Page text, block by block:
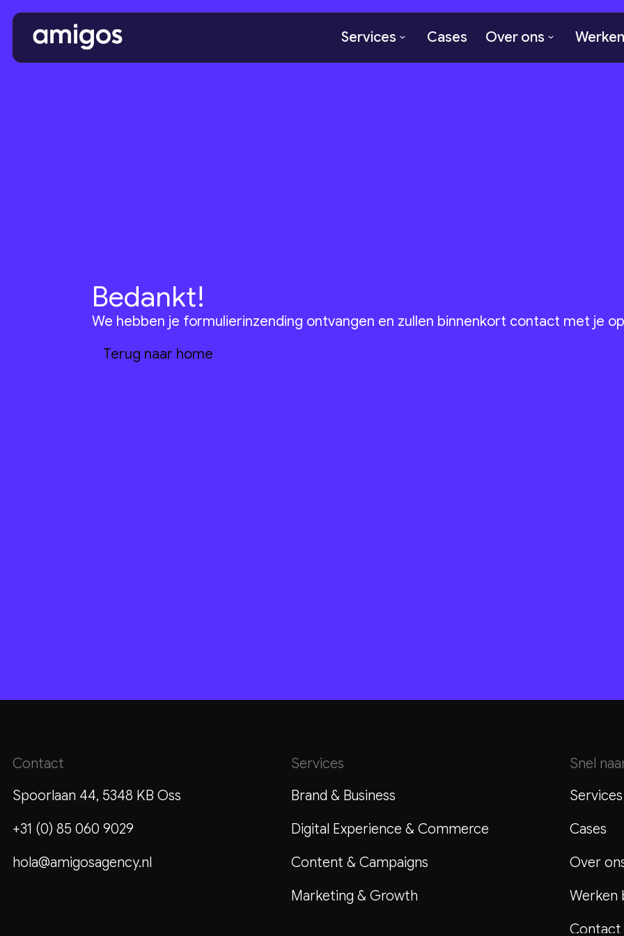
Services Cases Over ons
Bedankt!
We hebben je formulierinzending ontvangen en zullen binnenkort contact met je
Terug naar home
Contact
Spoorlaan 44, 5348 KB Oss
+31 (0) 85 060 9029
hola@amigosagency.nl
Services
Brand & Business
Digital Experience & Commerce
Content & Campaigns
Marketing & Growth
Snel
Services
Cases
Over
Werken
Contact